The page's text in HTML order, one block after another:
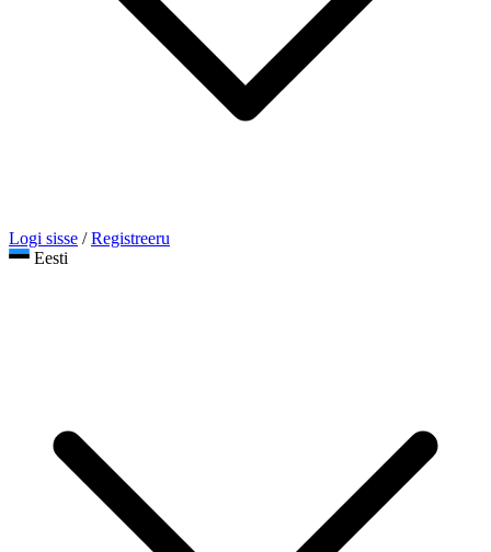
Logi sisse / Registreeru
Eesti